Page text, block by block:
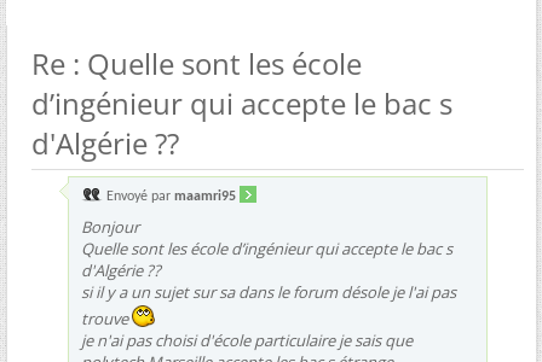
Re : Quelle sont les école
d’ingénieur qui accepte le bac s
d'Algérie ??
Envoyé par maamri95
Bonjour
Quelle sont les école d’ingénieur qui accepte le bac s
d'Algérie ??
si il y a un sujet sur sa dans le forum désole je l'ai pas
trouve
je n'ai pas choisi d'école particulaire je sais que